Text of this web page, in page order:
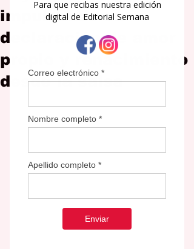
impulsando su
declaración de amor
propio y renacimiento
desde la salsa